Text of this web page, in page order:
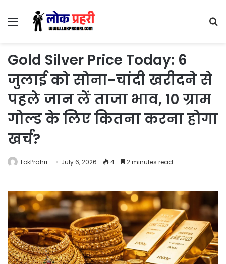
Menu
Gold Silver Price Today: 6
जुलाई को सोना-चांदी खरीदने से
पहले जान लें ताजा भाव, 10 ग्राम
गोल्ड के लिए कितना करना होगा
खर्च?
LokPrahri July 6, 2026 4 2 minutes read